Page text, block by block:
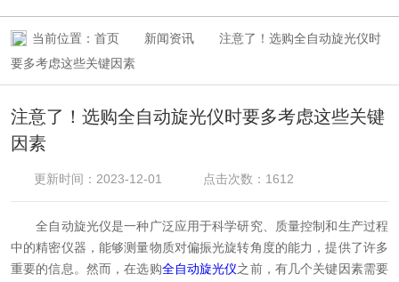
当前位置： 首页 新闻资讯
注意了！选购全自动旋光仪时
要多考虑这些关键因素
注意了！选购全自动旋光仪时要多考虑这些关键
因素
更新时间：2023-12-01 点击次数：1612
全自动旋光仪是一种广泛应用于科学研究、质量控制和生产过程
中的精密仪器，能够测量物质对偏振光旋转角度的能力，提供了许多
重要的信息。然而，在选购全自动旋光仪之前，有几个关键因素需要